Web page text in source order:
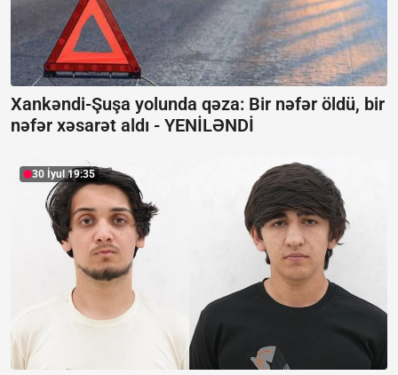
Xankəndi-Şuşa yolunda qəza: Bir nəfər öldü, bir
nəfər xəsarət aldı - YENİLƏNDİ
30 İyul 19:35